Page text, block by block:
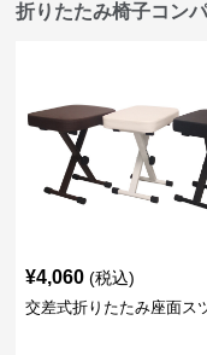
折りたたみ椅子コン
¥4,060 (税込)
交差式折りたたみ座面ス